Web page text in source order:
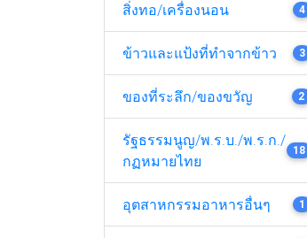
สิ่งทอ/เครื่องนอน 4
ข้าวและแป้งที่ทำจากข้าว 3
ของที่ระลึก/ของขวัญ 2
รัฐธรรมนูญ/พ.ร.บ./พ.ร.ก./
กฏหมายไทย
18
อุตสาหกรรมอาหารอื่นๆ 1